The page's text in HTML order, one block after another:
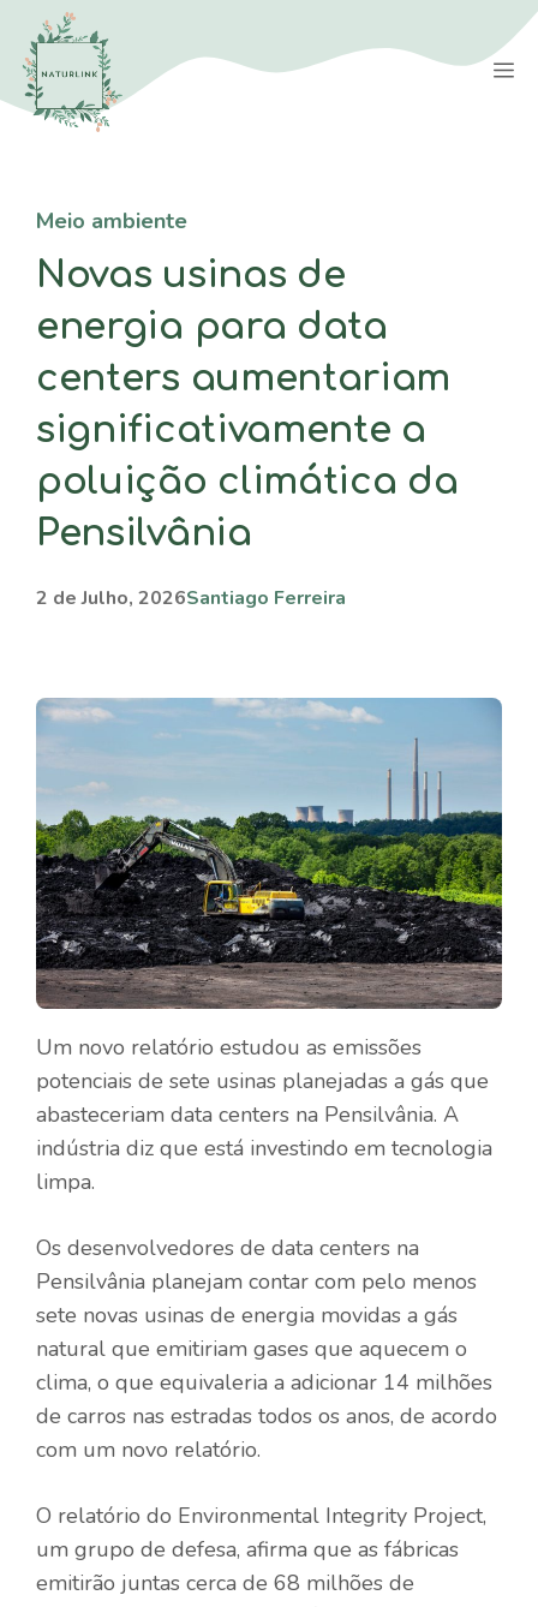
Saltar
para
conteúdo
Meio ambiente
Novas usinas de
energia para data
centers aumentariam
significativamente a
poluição climática da
Pensilvânia
2 de Julho, 2026Santiago Ferreira
Um novo relatório estudou as emissões
potenciais de sete usinas planejadas a gás que
abasteceriam data centers na Pensilvânia. A
indústria diz que está investindo em tecnologia
limpa.
Os desenvolvedores de data centers na
Pensilvânia planejam contar com pelo menos
sete novas usinas de energia movidas a gás
natural que emitiriam gases que aquecem o
clima, o que equivaleria a adicionar 14 milhões
de carros nas estradas todos os anos, de acordo
com um novo relatório.
O relatório do Environmental Integrity Project,
um grupo de defesa, afirma que as fábricas
emitirão juntas cerca de 68 milhões de